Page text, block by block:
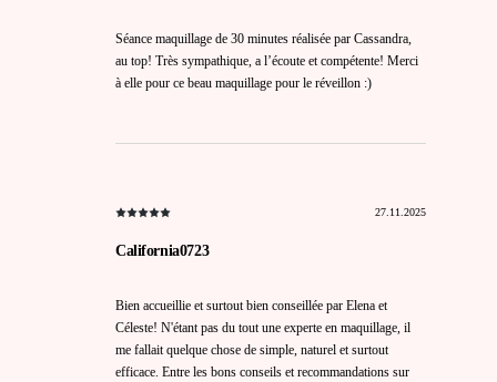
Séance maquillage de 30 minutes réalisée par Cassandra,
au top! Très sympathique, a l’écoute et compétente! Merci
à elle pour ce beau maquillage pour le réveillon :)
27.11.2025
California0723
Bien accueillie et surtout bien conseillée par Elena et
Céleste! N'étant pas du tout une experte en maquillage, il
me fallait quelque chose de simple, naturel et surtout
efficace. Entre les bons conseils et recommandations sur